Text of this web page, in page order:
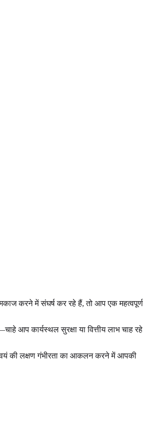
करने में संघर्ष कर रहे हैं, तो आप एक महत्वपूर्ण
आप कार्यस्थल सुरक्षा या वित्तीय लाभ चाह रहे
की लक्षण गंभीरता का आकलन करने में आपकी